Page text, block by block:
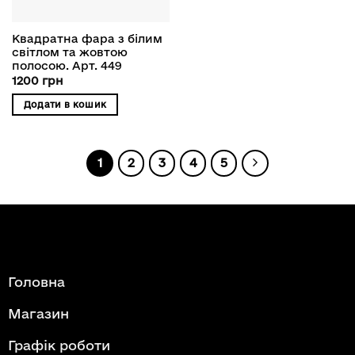
Квадратна фара з білим
світлом та жовтою
полосою. Арт. 449
1200 грн
Додати в кошик
1 2 3 4 5
Головна
Магазин
Графік роботи